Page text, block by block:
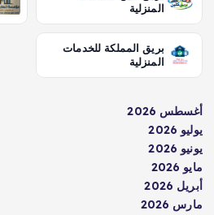
المنزلية
بريق المملكة للخدمات
المنزلية
أغسطس 2026
يوليو 2026
يونيو 2026
مايو 2026
أبريل 2026
مارس 2026